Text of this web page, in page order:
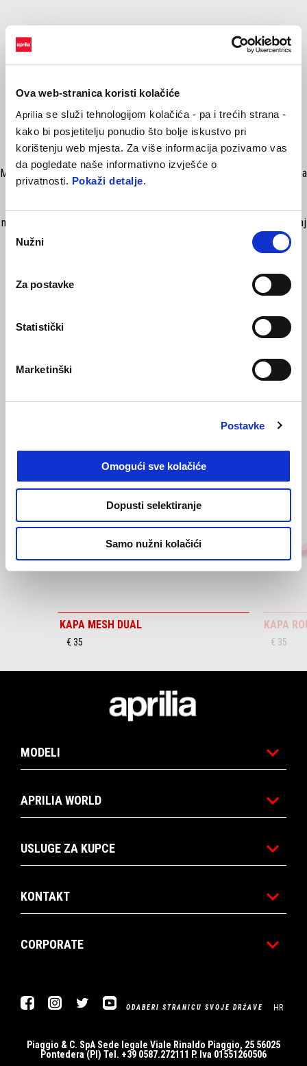
Ova web-stranica koristi kolačiće
Aprilia se služi tehnologijom kolačića - pa i trećih strana -
kako bi posjetitelju ponudio što bolje iskustvo pri
korištenju web mjesta. Za više informacija pozivamo vas
da pogledate naše informativno izvješće o
privatnosti. Pokaži detalje.
Odabir
pristanka
Nužni
Za postavke
Statistički
Marketinški
Postavke
Omogući sve kolačiće
Dopusti selektiranje
Samo nužni kolačići
PURPLE
of
€ 26
Model kape Aprilia 9FORTY je podesiv za bolje pristajanje, Naprijed ima
podebljani 3D izvezeni logo "a" u ljubičastoj boji. Logotip New Era
notu. Kontrastni ljubičasti vizir i D-prsten za zatvaranje upotpunjuju ovaj
KAPA MESH DUAL
€ 35
KAPA
€ 35
MODELI
APRILIA WORLD
USLUGE ZA KUPCE
KONTAKT
CORPORATE
FacebookInstagram
Twitter YouTube
ODABERI STRANICU SVOJE DRŽAVE HR
Piaggio & C. SpA Sede legale Viale Rinaldo Piaggio, 25 56025
Pontedera (PI) Tel. +39 0587.272111 P. Iva 01551260506